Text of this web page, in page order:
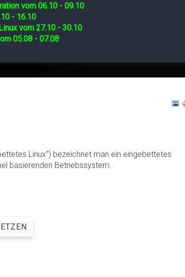
vom 06.10 - 09.10
- 16.10
vom 27.10 - 30.10
05.08 - 07.08
Linux“) bezeichnet man ein eingebettetes
basierenden Betriebssystem.